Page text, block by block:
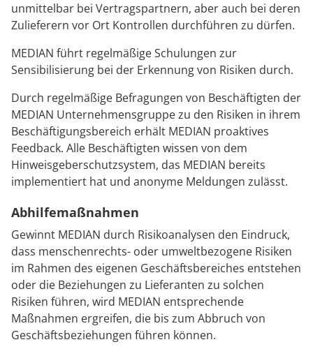
unmittelbar bei Vertragspartnern, aber auch bei deren
Zulieferern vor Ort Kontrollen durchführen zu dürfen.
MEDIAN führt regelmäßige Schulungen zur
Sensibilisierung bei der Erkennung von Risiken durch.
Durch regelmäßige Befragungen von Beschäftigten der
MEDIAN Unternehmensgruppe zu den Risiken in ihrem
Beschäftigungsbereich erhält MEDIAN proaktives
Feedback. Alle Beschäftigten wissen von dem
Hinweisgeberschutzsystem, das MEDIAN bereits
implementiert hat und anonyme Meldungen zulässt.
Abhilfemaßnahmen
Gewinnt MEDIAN durch Risikoanalysen den Eindruck,
dass menschenrechts- oder umweltbezogene Risiken
im Rahmen des eigenen Geschäftsbereiches entstehen
oder die Beziehungen zu Lieferanten zu solchen
Risiken führen, wird MEDIAN entsprechende
Maßnahmen ergreifen, die bis zum Abbruch von
Geschäftsbeziehungen führen können.